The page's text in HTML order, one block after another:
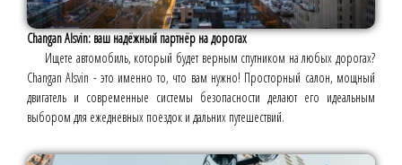
Changan Alsvin: ваш надёжный партнёр на дорогах
Ищете автомобиль, который будет верным спутником на любых дорогах?
Changan Alsvin - это именно то, что вам нужно! Просторный салон, мощный
двигатель и современные системы безопасности делают его идеальным
выбором для ежедневных поездок и дальних путешествий.